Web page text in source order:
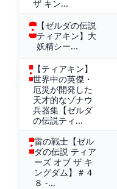
ザ キン...
【ゼルダの伝説
ティアキン】大
妖精シー...
【ティアキン】
世界中の英傑・
厄災が開発した
天才的なゾナウ
兵器集【ゼルダ
の伝説ティ...
雷の戦士【ゼル
ダの伝説 ティア
ーズ オブ ザ キ
ングダム】＃４
８ -...